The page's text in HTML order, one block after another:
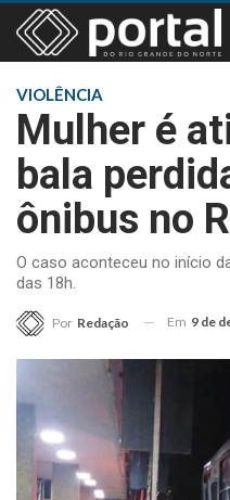
VIOLÊNCIA
Mulher é
bala
ônibus no
O caso aconteceu no início
das 18h.
Por Redação Em 9 de